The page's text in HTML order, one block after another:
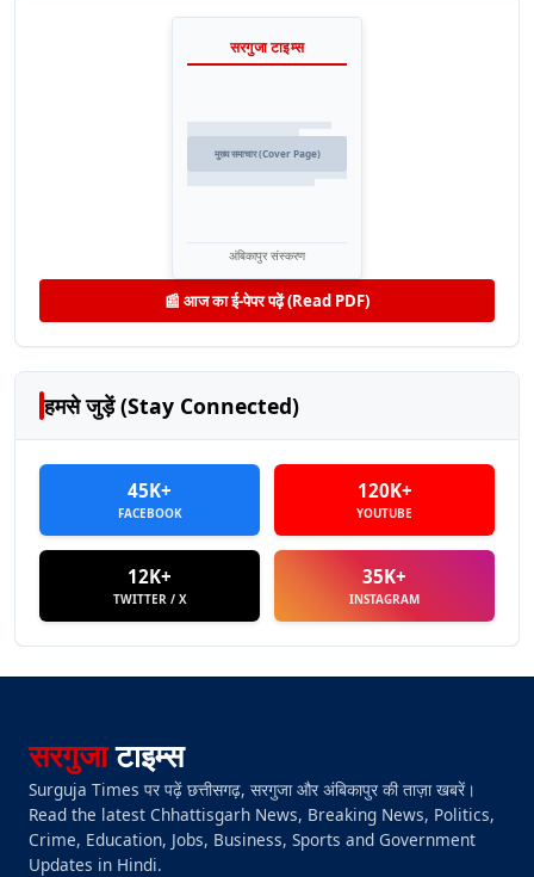
सरगुजा टाइम्स
मुख्य समाचार (Cover Page)
अंबिकापुर संस्करण
📰 आज का ई-पेपर पढ़ें (Read PDF)
हमसे जुड़ें (Stay Connected)
45K+
FACEBOOK
120K+
YOUTUBE
12K+
TWITTER / X
35K+
INSTAGRAM
सरगुजाटाइम्स
Surguja Times पर पढ़ें छत्तीसगढ़, सरगुजा और अंबिकापुर की ताज़ा खबरें।
Read the latest Chhattisgarh News, Breaking News, Politics,
Crime, Education, Jobs, Business, Sports and Government
Updates in Hindi.